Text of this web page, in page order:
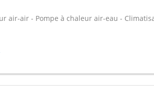
air-air - Pompe à chaleur air-eau -